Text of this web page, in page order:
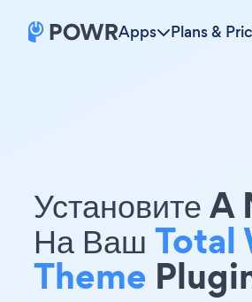
Apps Plans &
Установите
На ВашTotal
Theme